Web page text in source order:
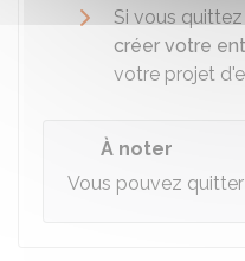
Si vous
créer votre
votre projet
À noter
Vous pouvez